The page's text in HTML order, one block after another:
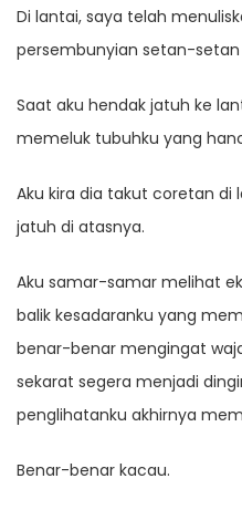
Di lantai, saya telah
persembunyian setan-setan
Saat aku hendak jatuh ke
memeluk tubuhku yang
Aku kira dia takut coretan di
jatuh di atasnya.
Aku samar-samar melihat
balik kesadaranku yang
benar-benar mengingat
sekarat segera menjadi
penglihatanku akhirnya
Benar-benar kacau.